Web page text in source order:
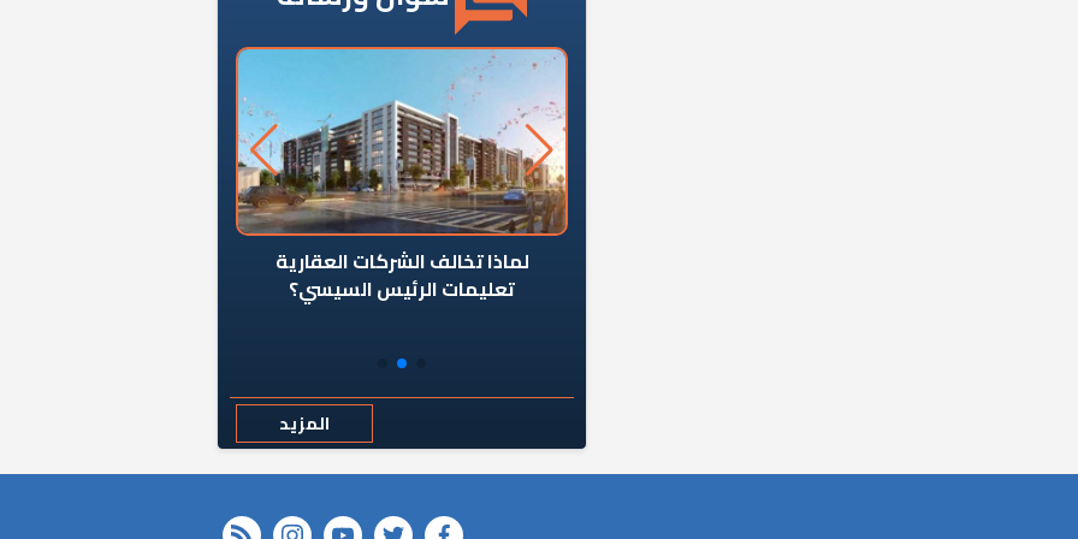
من يوقف سرطان الأبراج السكنية
المخالفة ياحكومة؟
المزيد